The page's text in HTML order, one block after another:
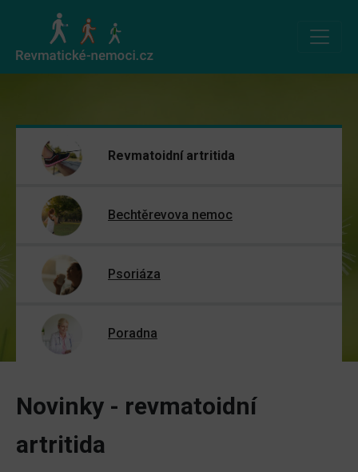
Revmatoidní artritida
Bechtěrevova nemoc
Psoriáza
Poradna
Novinky - revmatoidní
artritida